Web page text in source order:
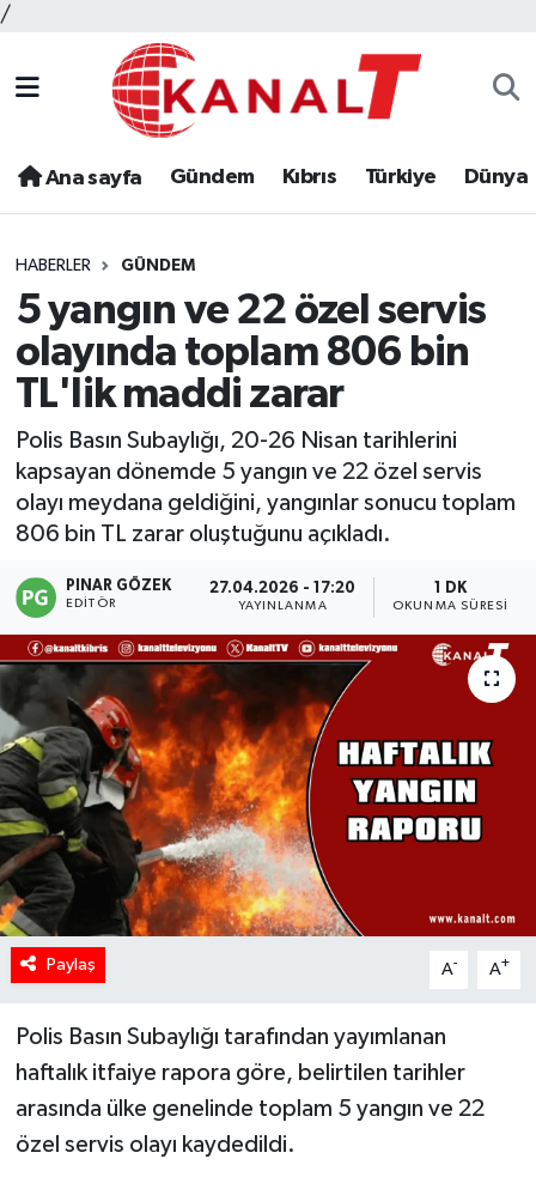
/
Ana sayfa Gündem Kıbrıs Türkiye Dünya
HABERLER GÜNDEM
5 yangın ve 22 özel servis
olayında toplam 806 bin
TL'lik maddi zarar
Polis Basın Subaylığı, 20-26 Nisan tarihlerini
kapsayan dönemde 5 yangın ve 22 özel servis
olayı meydana geldiğini, yangınlar sonucu toplam
806 bin TL zarar oluştuğunu açıkladı.
PINAR GÖZEK
EDITÖR
27.04.2026 - 17:20
YAYINLANMA
1 DK
OKUNMA SÜRESI
Paylaş A- A+
Polis Basın Subaylığı tarafından yayımlanan
haftalık itfaiye rapora göre, belirtilen tarihler
arasında ülke genelinde toplam 5 yangın ve 22
özel servis olayı kaydedildi.